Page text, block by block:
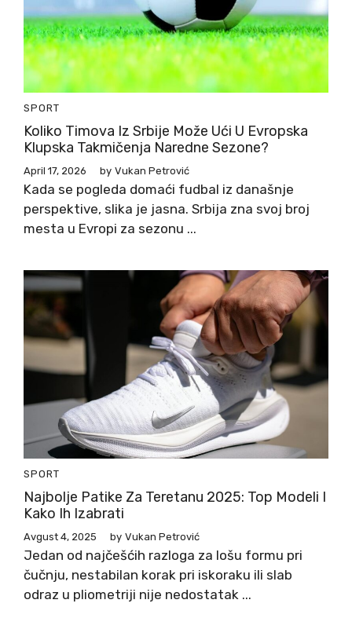
SPORT
Koliko Timova Iz Srbije Može Ući U Evropska
Klupska Takmičenja Naredne Sezone?
April 17, 2026 by Vukan Petrović
Kada se pogleda domaći fudbal iz današnje
perspektive, slika je jasna. Srbija zna svoj broj
mesta u Evropi za sezonu ...
SPORT
Najbolje Patike Za Teretanu 2025: Top Modeli I
Kako Ih Izabrati
Avgust 4, 2025 by Vukan Petrović
Jedan od najčešćih razloga za lošu formu pri
čučnju, nestabilan korak pri iskoraku ili slab
odraz u pliometriji nije nedostatak ...